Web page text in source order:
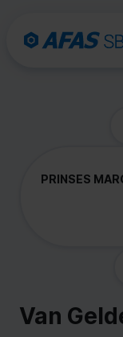
PRINSES
Van